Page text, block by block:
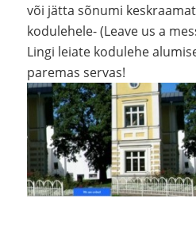
või jätta sõnumi
kodulehele- (Leave us a
Lingi leiate kodulehe
paremas servas!